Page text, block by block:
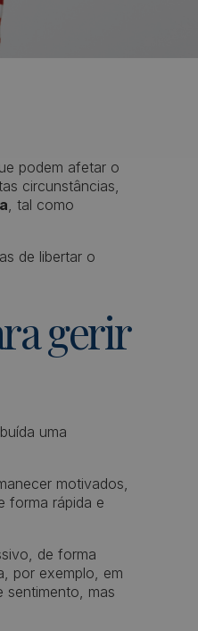
podem afetar o
circunstâncias,
, tal como
de libertar o
gerir
uma
motivados,
forma rápida e
de forma
por exemplo, em
sentimento, mas